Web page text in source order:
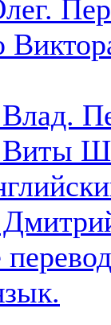
Виты